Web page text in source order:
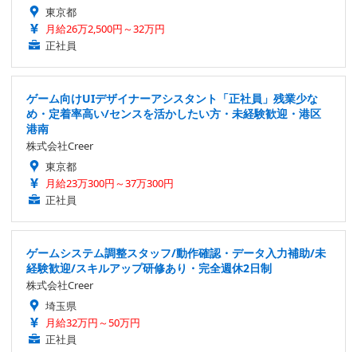
東京都
月給26万2,500円～32万円
正社員
ゲーム向けUIデザイナーアシスタント「正社員」残業少な
め・定着率高い/センスを活かしたい方・未経験歓迎・港区
港南
株式会社Creer
東京都
月給23万300円～37万300円
正社員
ゲームシステム調整スタッフ/動作確認・データ入力補助/未
経験歓迎/スキルアップ研修あり・完全週休2日制
株式会社Creer
埼玉県
月給32万円～50万円
正社員